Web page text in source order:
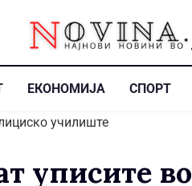
ЕКОНОМИЈА СПОРТ
уписите во